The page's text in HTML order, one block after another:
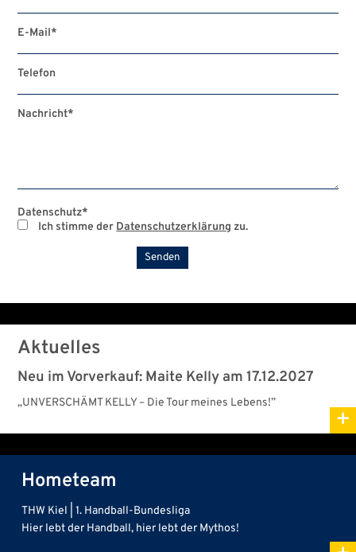
E-Mail*
Telefon
Nachricht*
Datenschutz*
Ich stimme der Datenschutzerklärung zu.
Aktuelles
Neu im Vorverkauf: Maite Kelly am 17.12.2027
„UNVERSCHÄMT KELLY – Die Tour meines Lebens!”
+
Hometeam
THW Kiel | 1. Handball-Bundesliga
Hier lebt der Handball, hier lebt der Mythos!